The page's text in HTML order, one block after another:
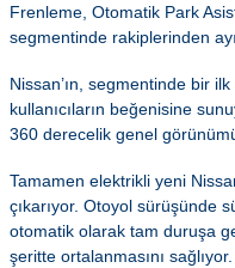
Frenleme, Otomatik Park
segmentinde rakiplerinden
Nissan’ın, segmentinde bir
kullanıcıların beğenisine
360 derecelik genel
Tamamen elektrikli yeni
çıkarıyor. Otoyol sürüşünde
otomatik olarak tam duruşa
şeritte ortalanmasını sağlıyor.